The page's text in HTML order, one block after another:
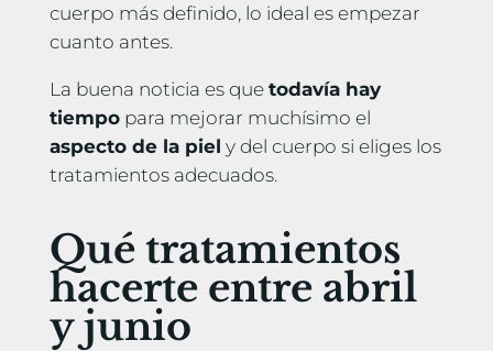
cuerpo más definido, lo ideal es empezar
cuanto antes.
La buena noticia es que todavía hay
tiempopara mejorar muchísimo el
aspecto de la piel y del cuerpo si eliges los
tratamientos adecuados.
Qué tratamientos
hacerte entre abril
y junio